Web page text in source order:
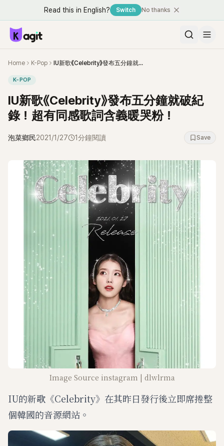
Read this in English? Switch No thanks
Home K-Pop IU新歌《Celebrity》發布五分鐘就破紀錄！超有同感歌詞含義暖哭粉！
K-POP
IU新歌《Celebrity》發布五分鐘就破紀
錄！超有同感歌詞含義暖哭粉！
泡菜鄉民2021/1/27 1分鐘閱讀 Save
Image Source instagram | dlwlrma
IU的新歌《Celebrity》在其昨日發行後立即席捲整
個韓國的音源網站。